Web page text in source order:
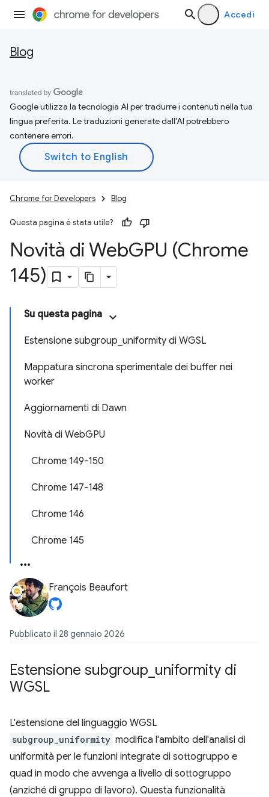
Accedi
Blog
Google utilizza la tecnologia AI per tradurre i contenuti nella tua
lingua preferita. Le traduzioni generate dall'AI potrebbero
contenere errori.
Chrome for Developers Blog
Questa pagina è stata utile?
Novità di WebGPU (Chrome
145)
Su questa pagina
Estensione subgroup_uniformity di WGSL
Mappatura sincrona sperimentale dei buffer nei
worker
Aggiornamenti di Dawn
Novità di WebGPU
Chrome 149-150
Chrome 147-148
Chrome 146
Chrome 145
François Beaufort
Pubblicato il 28 gennaio 2026
Estensione subgroup uniformity di
WGSL
L'estensione del linguaggio WGSL
subgroup_uniformity modifica l'ambito dell'analisi di
uniformità per le funzioni integrate di sottogruppo e
quad in modo che avvenga a livello di sottogruppo
(anziché di gruppo di lavoro). Questa funzionalità